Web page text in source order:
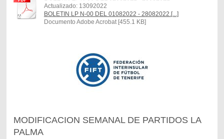
Actualizado: 13092022
BOLETIN LP N-00 DEL 01082022 - 28082022.[...]
Documento Adobe Acrobat [455.1 KB]
MODIFICACION SEMANAL DE PARTIDOS LA
PALMA